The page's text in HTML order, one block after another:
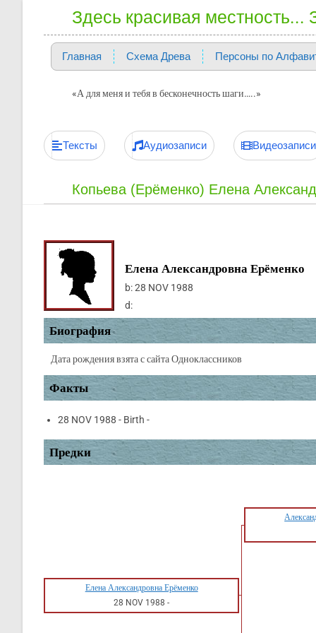
Здесь красивая
Главная Схема Древа Персоны по
«А для меня и тебя в бесконечность шаги…..»
Тексты Аудиозаписи Видеозаписи
Копьева (Ерёменко) Елена
Елена Александровна Ерёменко
b:28 NOV 1988
d:
Биография
Дата рождения взята с сайта Одноклассников
Факты
28 NOV 1988 - Birth -
Предки
Елена Александровна Ерёменко
28 NOV 1988 -